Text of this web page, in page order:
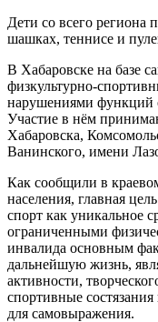
Дети со всего региона покажут свои навыки в дартсе,
шашках, теннисе и
В Хабаровске на базе санатория «Амурский» проходит 20-й
физкультурно-
нарушениями функций
Участие в нём
Хабаровска,
Ванинского, имени
Как сообщили в
населения, главная
спорт как уникальное
ограниченными
инвалида основным
дальнейшую жизнь,
активности,
спортивные
для самовыражения.